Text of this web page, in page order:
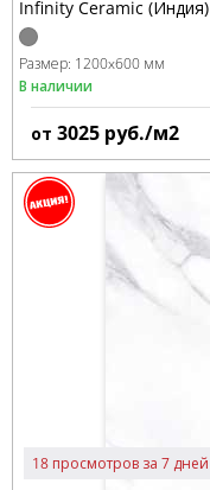
Infinity Ceramic (Индия)
Размер: 1200x600 мм
В наличии
от 3025 руб./м2
18 просмотров за 7 дней